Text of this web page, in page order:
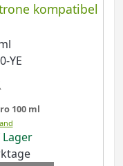
kompatibel
YE
100 ml